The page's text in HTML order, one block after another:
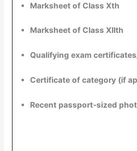
Marksheet of Class Xth
Marksheet of Class XIIth
Qualifying exam
Certificate of category (if
Recent passport-sized